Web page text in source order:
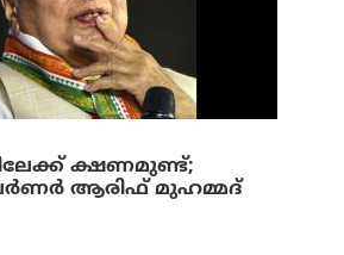
ക്ഷണമുണ്ട്;
ആരിഫ് മുഹമ്മദ്